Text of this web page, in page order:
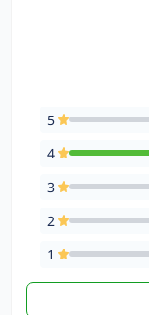
5
4
3
2
1